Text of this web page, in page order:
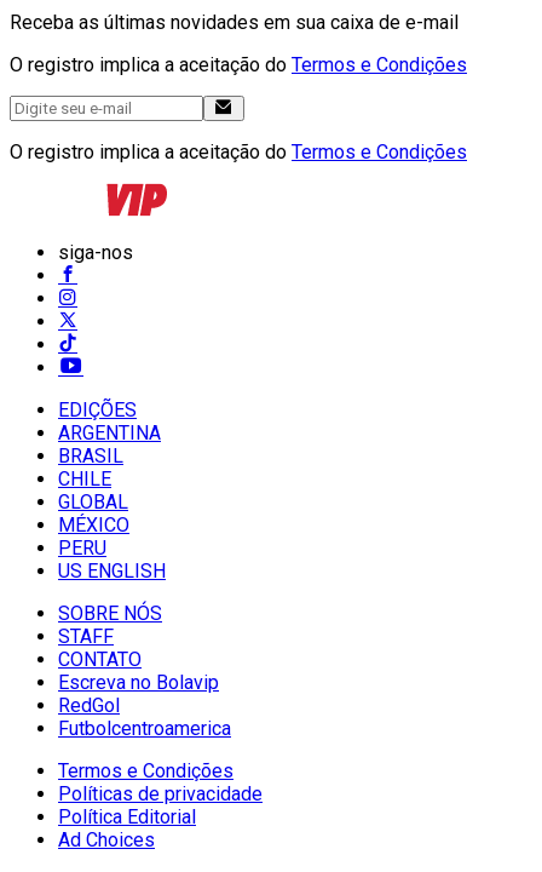
Receba as últimas novidades em sua caixa de e-mail
O registro implica a aceitação do Termos e Condições
O registro implica a aceitação do Termos e Condições
siga-nos
EDIÇÕES
ARGENTINA
BRASIL
CHILE
GLOBAL
MÉXICO
PERU
US ENGLISH
SOBRE NÓS
STAFF
CONTATO
Escreva no Bolavip
RedGol
Futbolcentroamerica
Termos e Condições
Políticas de privacidade
Política Editorial
Ad Choices